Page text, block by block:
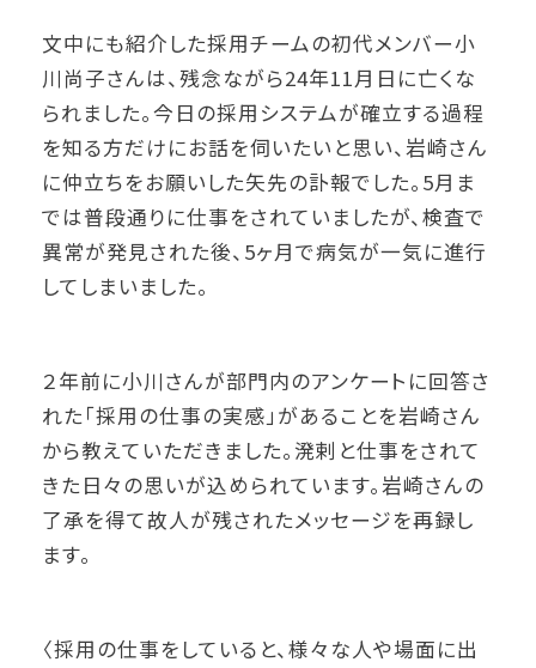
文中にも紹介した採用チームの初代メンバー小
川尚子さんは、残念ながら24年11月日に亡くな
られました。今日の採用システムが確立する過程
を知る方だけにお話を伺いたいと思い、岩崎さん
に仲立ちをお願いした矢先の訃報でした。5月ま
では普段通りに仕事をされていましたが、検査で
異常が発見された後、5ヶ月で病気が一気に進行
してしまいました。
２年前に小川さんが部門内のアンケートに回答さ
れた「採用の仕事の実感」があることを岩崎さん
から教えていただきました。溌剌と仕事をされて
きた日々の思いが込められています。岩崎さんの
了承を得て故人が残されたメッセージを再録し
ます。
〈採用の仕事をしていると、様々な人や場面に出